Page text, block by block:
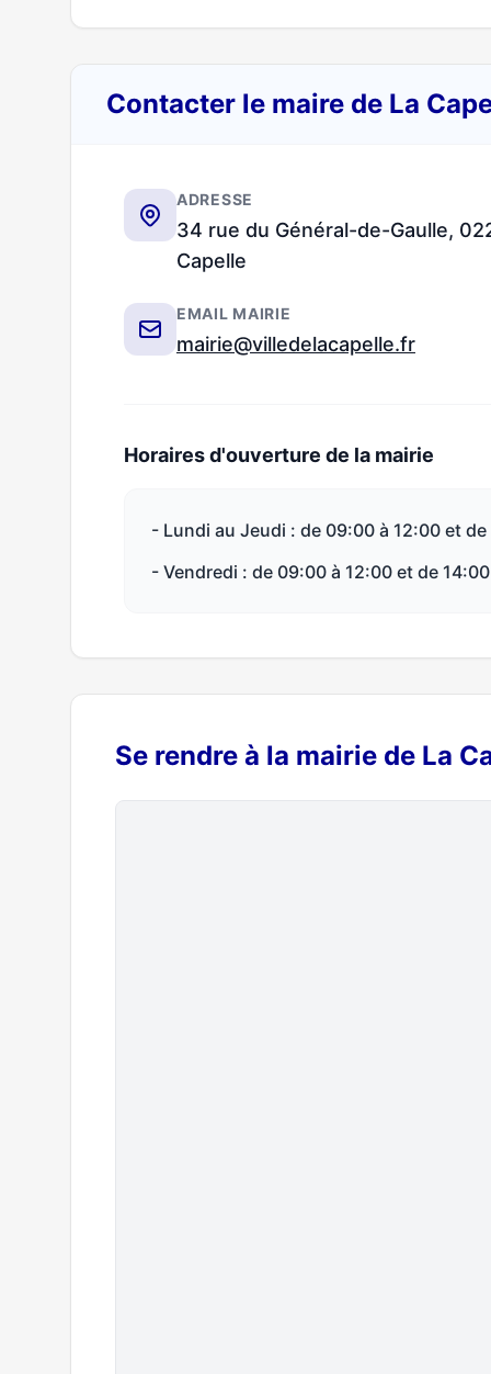
Contacter le maire de La
ADRESSE
34 rue du Général-de-Gaulle,
Capelle
EMAIL MAIRIE
mairie@villedelacapelle.fr
Horaires d'ouverture de la mairie
- Lundi au Jeudi : de 09:00 à 12:00 et
- Vendredi : de 09:00 à 12:00 et de
Se rendre à la mairie de La